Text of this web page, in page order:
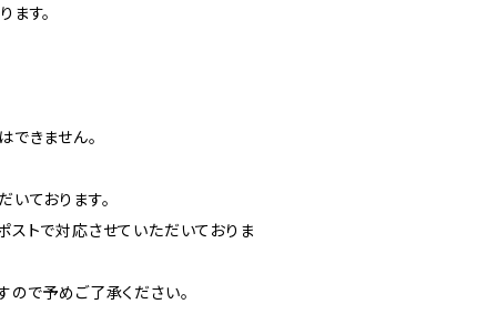
す。
きません。
ております。
トで対応させていただいておりま
で予めご了承ください。